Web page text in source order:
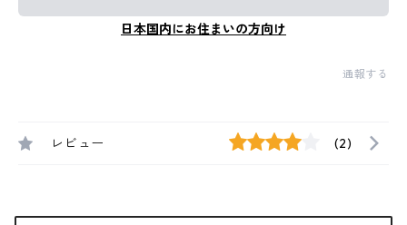
日本国内にお住まいの方向け
通報する
レビュー (2)